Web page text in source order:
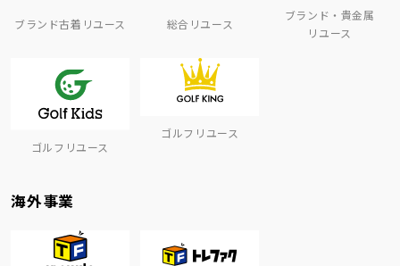
ブランド古着リユース 総合リユース
ブランド・貴金属
リユース
ゴルフリユース
ゴルフリユース
海外事業